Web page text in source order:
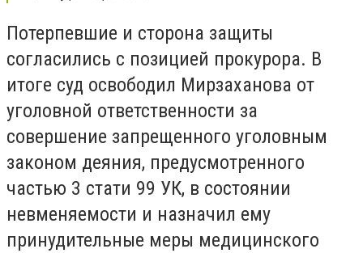
Потерпевшие и сторона защиты
согласились с позицией прокурора. В
итоге суд освободил Мирзаханова от
уголовной ответственности за
совершение запрещенного уголовным
законом деяния, предусмотренного
частью 3 стати 99 УК, в состоянии
невменяемости и назначил ему
принудительные меры медицинского